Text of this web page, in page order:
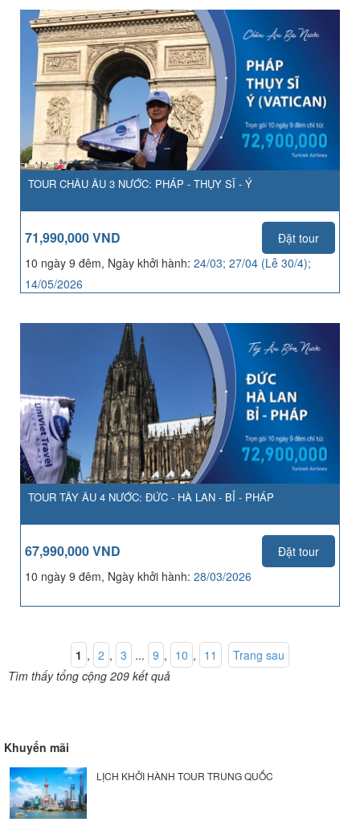
TOUR CHÂU ÂU 3 NƯỚC: PHÁP - THỤY SĨ - Ý
71,990,000 VND
Đặt tour
10 ngày 9 đêm, Ngày khởi hành: 24/03; 27/04 (Lễ 30/4);
14/05/2026
TOUR TÂY ÂU 4 NƯỚC: ĐỨC - HÀ LAN - BỈ - PHÁP
67,990,000 VND
Đặt tour
10 ngày 9 đêm, Ngày khởi hành: 28/03/2026
1 , 2 , 3 ... 9 , 10 , 11
Trang sau
Tìm thấy tổng cộng 209 kết quả
Khuyến mãi
LỊCH KHỞI HÀNH TOUR TRUNG QUỐC